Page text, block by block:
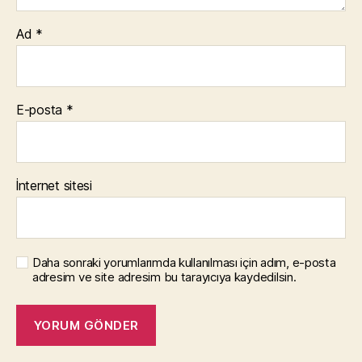
Ad *
E-posta *
İnternet sitesi
Daha sonraki yorumlarımda kullanılması için adım, e-posta
adresim ve site adresim bu tarayıcıya kaydedilsin.